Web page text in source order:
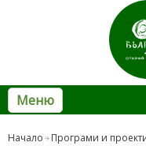
Меню
Начало Програми и